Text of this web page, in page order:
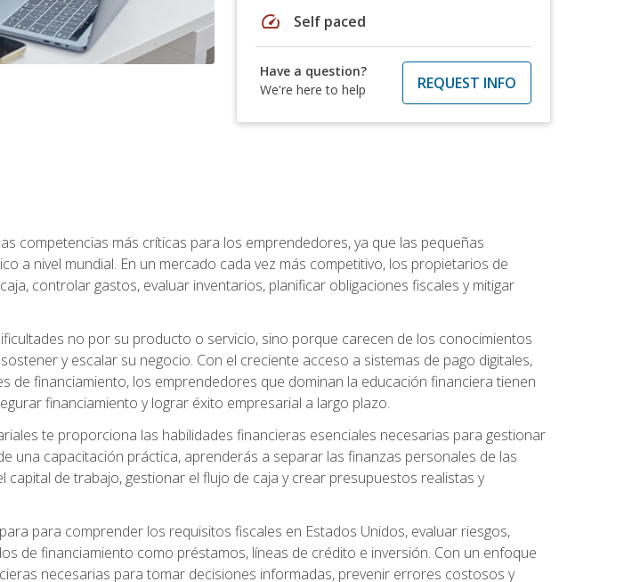
speed Self paced
Have a question?
We're here to help
REQUEST INFO
competencias más críticas para los emprendedores, ya que las pequeñas
a nivel mundial. En un mercado cada vez más competitivo, los propietarios de
controlar gastos, evaluar inventarios, planificar obligaciones fiscales y mitigar
no por su producto o servicio, sino porque carecen de los conocimientos
y escalar su negocio. Con el creciente acceso a sistemas de pago digitales,
de financiamiento, los emprendedores que dominan la educación financiera tienen
financiamiento y lograr éxito empresarial a largo plazo.
te proporciona las habilidades financieras esenciales necesarias para gestionar
una capacitación práctica, aprenderás a separar las finanzas personales de las
de trabajo, gestionar el flujo de caja y crear presupuestos realistas y
para comprender los requisitos fiscales en Estados Unidos, evaluar riesgos,
de financiamiento como préstamos, líneas de crédito e inversión. Con un enfoque
necesarias para tomar decisiones informadas, prevenir errores costosos y